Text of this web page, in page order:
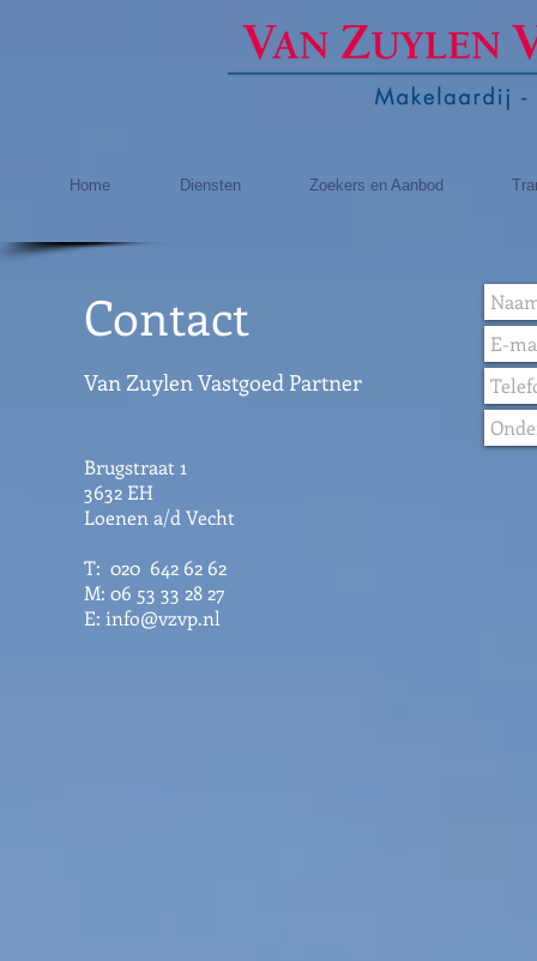
Home Diensten Zoekers en Aanbod
Contact
Van Zuylen Vastgoed Partner
Brugstraat 1
3632 EH
Loenen a/d Vecht
T: 020 642 62 62
M: 06 53 33 28 27
E: info@vzvp.nl